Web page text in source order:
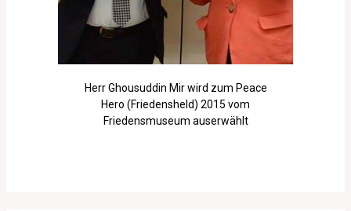
Herr Ghousuddin Mir wird zum Peace
Hero (Friedensheld) 2015 vom
Friedensmuseum auserwählt